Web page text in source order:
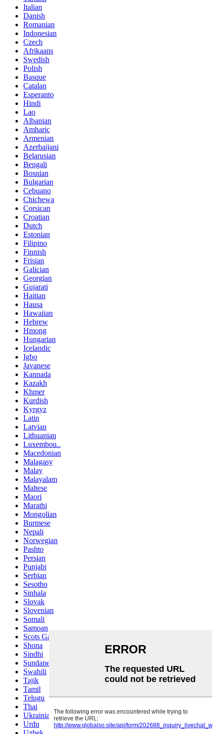
Italian
Danish
Romanian
Indonesian
Czech
Afrikaans
Swedish
Polish
Basque
Catalan
Esperanto
Hindi
Lao
Albanian
Amharic
Armenian
Azerbaijani
Belarusian
Bengali
Bosnian
Bulgarian
Cebuano
Chichewa
Corsican
Croatian
Dutch
Estonian
Filipino
Finnish
Frisian
Galician
Georgian
Gujarati
Haitian
Hausa
Hawaiian
Hebrew
Hmong
Hungarian
Icelandic
Igbo
Javanese
Kannada
Kazakh
Khmer
Kurdish
Kyrgyz
Latin
Latvian
Lithuanian
Luxembou..
Macedonian
Malagasy
Malay
Malayalam
Maltese
Maori
Marathi
Mongolian
Burmese
Nepali
Norwegian
Pashto
Persian
Punjabi
Serbian
Sesotho
Sinhala
Slovak
Slovenian
Somali
Samoan
Scots Gaelic
Shona
Sindhi
Sundanese
Swahili
Tajik
Tamil
Telugu
Thai
Ukrainian
Urdu